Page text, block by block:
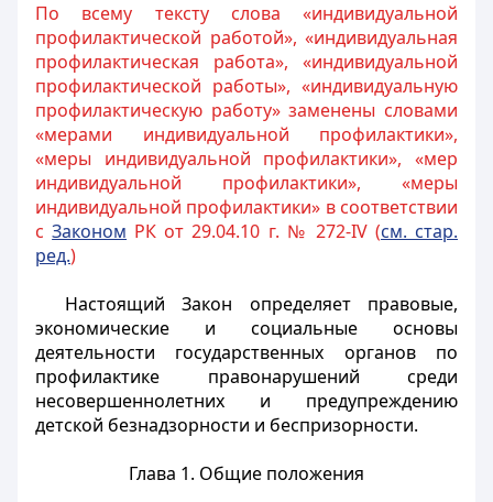
По всему тексту слова «индивидуальной
профилактической работой», «индивидуальная
профилактическая работа», «индивидуальной
профилактической работы», «индивидуальную
профилактическую работу» заменены словами
«мерами индивидуальной профилактики»,
«меры индивидуальной профилактики», «мер
индивидуальной профилактики», «меры
индивидуальной профилактики» в соответствии
сЗаконом РК от 29.04.10 г. № 272-IV (см. стар.
ред.)
Настоящий Закон определяет правовые,
экономические и социальные основы
деятельности государственных органов по
профилактике правонарушений среди
несовершеннолетних и предупреждению
детской безнадзорности и беспризорности.
Глава 1. Общие положения